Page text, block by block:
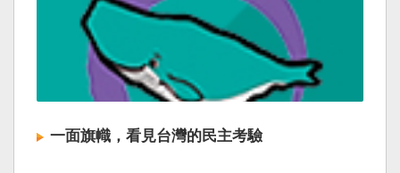
一面旗幟，看見台灣的民主考驗